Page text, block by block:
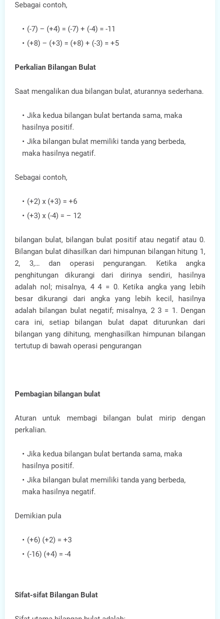
Sebagai contoh,
(-7) – (+4) = (-7) + (-4) = -11
(+8) – (+3) = (+8) + (-3) = +5
Perkalian Bilangan Bulat
Saat mengalikan dua bilangan bulat, aturannya sederhana.
Jika kedua bilangan bulat bertanda sama, maka
hasilnya positif.
Jika bilangan bulat memiliki tanda yang berbeda,
maka hasilnya negatif.
Sebagai contoh,
(+2) x (+3) = +6
(+3) x (-4) = – 12
bilangan bulat, bilangan bulat positif atau negatif atau 0.
Bilangan bulat dihasilkan dari himpunan bilangan hitung 1,
2, 3,… dan operasi pengurangan. Ketika angka
penghitungan dikurangi dari dirinya sendiri, hasilnya
adalah nol; misalnya, 4 4 = 0. Ketika angka yang lebih
besar dikurangi dari angka yang lebih kecil, hasilnya
adalah bilangan bulat negatif; misalnya, 2 3 = 1. Dengan
cara ini, setiap bilangan bulat dapat diturunkan dari
bilangan yang dihitung, menghasilkan himpunan bilangan
tertutup di bawah operasi pengurangan
Pembagian bilangan bulat
Aturan untuk membagi bilangan bulat mirip dengan
perkalian.
Jika kedua bilangan bulat bertanda sama, maka
hasilnya positif.
Jika bilangan bulat memiliki tanda yang berbeda,
maka hasilnya negatif.
Demikian pula
(+6) (+2) = +3
(-16) (+4) = -4
Sifat-sifat Bilangan Bulat